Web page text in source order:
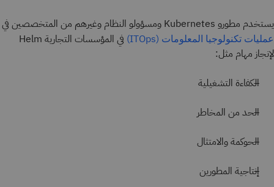
يستخدم مطورو Kubernetes ومسؤولو النظام وغيرهم من المتخصصين في
عمليات تكنولوجيا المعلومات (ITOps)
في المؤسسات التجارية Helm
لإنجاز مهام مثل:
الكفاءة التشغيلية
الحد من المخاطر
الحوكمة والامتثال
إنتاجية المطورين